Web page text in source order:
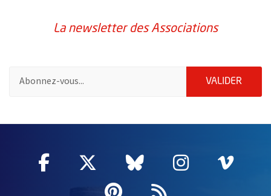
La newsletter des Associations
VALIDER
Facebook
, Ouvre une nouvelle fenêtre
Twitter
, Ouvre une nouvelle
Bluesky
, Ouvre une
Instagram
, Ouvre
,
Pinterest
, Ouvre une
Flux RSS